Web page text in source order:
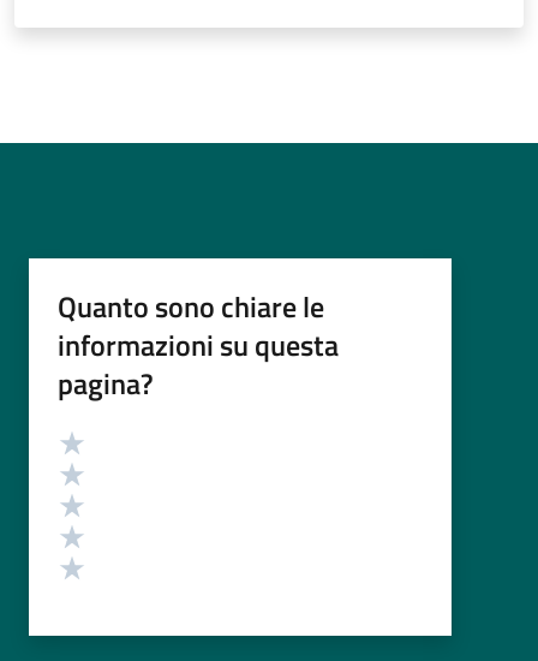
Quanto sono chiare le
informazioni su questa
pagina?
Valutazione